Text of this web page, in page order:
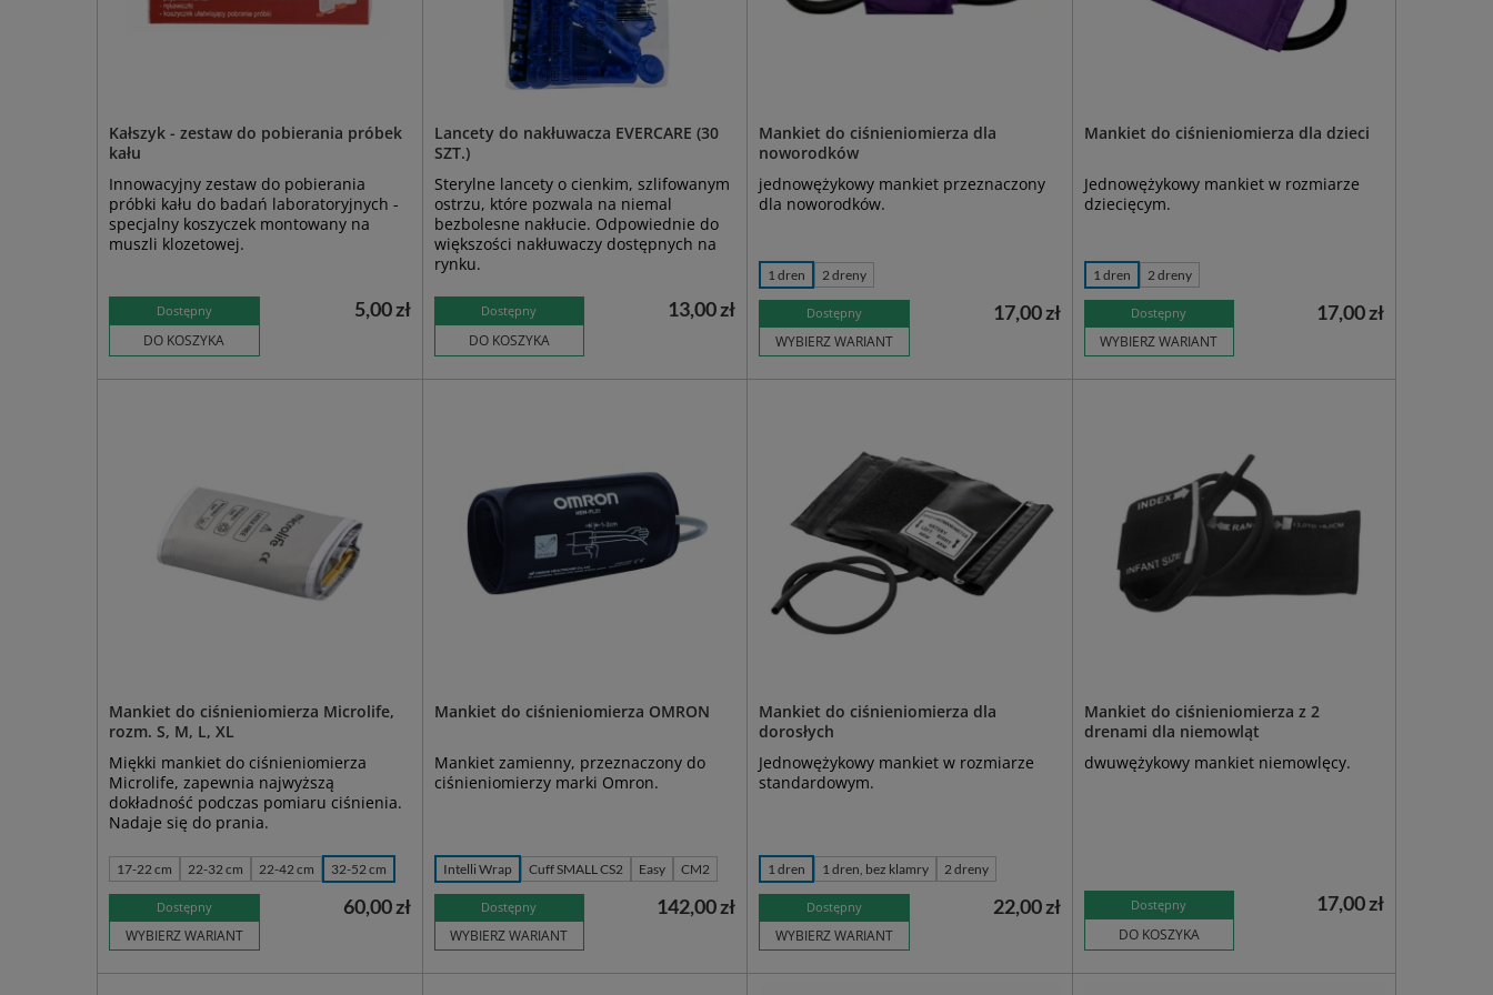
Kałszyk - zestaw do pobierania próbek
kału
Innowacyjny zestaw do pobierania
próbki kału do badań laboratoryjnych -
specjalny koszyczek montowany na
muszli klozetowej.
Dostępny
DO KOSZYKA
5,00 zł
Lancety do nakłuwacza EVERCARE (30
SZT.)
Sterylne lancety o cienkim, szlifowanym
ostrzu, które pozwala na niemal
bezbolesne nakłucie. Odpowiednie do
większości nakłuwaczy dostępnych na
rynku.
Dostępny
DO KOSZYKA
13,00 zł
Mankiet do ciśnieniomierza dla
noworodków
jednowężykowy mankiet przeznaczony
dla noworodków.
1 dren 2 dreny
Dostępny
WYBIERZ WARIANT
17,00 zł
Mankiet do ciśnieniomierza dla dzieci
Jednowężykowy mankiet w rozmiarze
dziecięcym.
1 dren 2 dreny
Dostępny
WYBIERZ WARIANT
17,00 zł
Mankiet do ciśnieniomierza Microlife,
rozm. S, M, L, XL
Miękki mankiet do ciśnieniomierza
Microlife, zapewnia najwyższą
dokładność podczas pomiaru ciśnienia.
Nadaje się do prania.
17-22 cm 22-32 cm 22-42 cm 32-52 cm
Dostępny
WYBIERZ WARIANT
60,00 zł
Mankiet do ciśnieniomierza OMRON
Mankiet zamienny, przeznaczony do
ciśnieniomierzy marki Omron.
Intelli Wrap Cuff SMALL CS2 Easy CM2
Dostępny
WYBIERZ WARIANT
142,00 zł
Mankiet do ciśnieniomierza dla
dorosłych
Jednowężykowy mankiet w rozmiarze
standardowym.
1 dren 1 dren, bez klamry 2 dreny
Dostępny
WYBIERZ WARIANT
22,00 zł
Mankiet do ciśnieniomierza z 2
drenami dla niemowląt
dwuwężykowy mankiet niemowlęcy.
Dostępny
DO KOSZYKA
17,00 zł